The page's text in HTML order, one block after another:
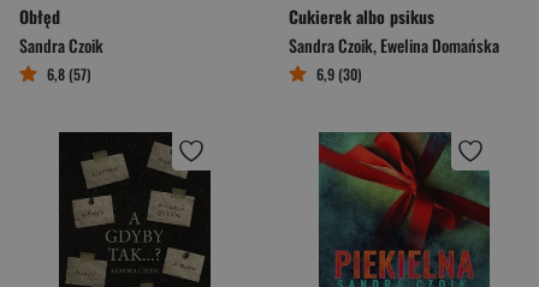
Obłęd
Sandra Czoik
6,8 (57)
Cukierek albo psikus
Sandra Czoik,Ewelina Domańska
6,9 (30)